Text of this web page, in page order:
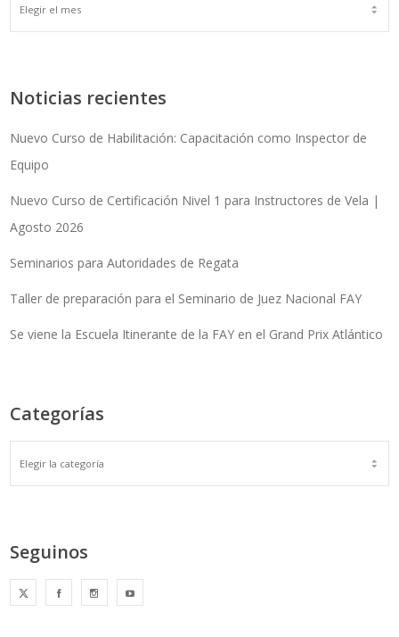
ARCHIVOS
Noticias recientes
Nuevo Curso de Habilitación: Capacitación como Inspector de
Equipo
Nuevo Curso de Certificación Nivel 1 para Instructores de Vela |
Agosto 2026
Seminarios para Autoridades de Regata
Taller de preparación para el Seminario de Juez Nacional FAY
Se viene la Escuela Itinerante de la FAY en el Grand Prix Atlántico
Categorías
Seguinos